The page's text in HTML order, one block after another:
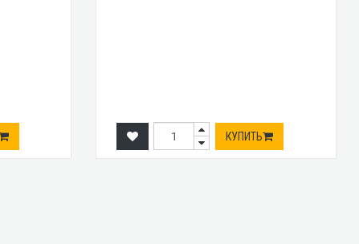
КУПИТЬ